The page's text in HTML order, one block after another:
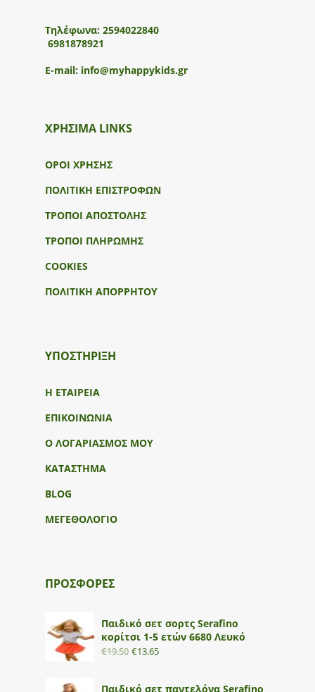
Τηλέφωνα: 2594022840
6981878921
E-mail: info@myhappykids.gr
ΧΡΗΣΙΜΑ LINKS
ΟΡΟΙ ΧΡΗΣΗΣ
ΠΟΛΙΤΙΚΗ ΕΠΙΣΤΡΟΦΩΝ
ΤΡΟΠΟΙ ΑΠΟΣΤΟΛΗΣ
ΤΡΟΠΟΙ ΠΛΗΡΩΜΗΣ
COOKIES
ΠΟΛΙΤΙΚΗ ΑΠΟΡΡΗΤΟΥ
ΥΠΟΣΤΉΡΙΞΗ
Η ΕΤΑΙΡΕΙΑ
ΕΠΙΚΟΙΝΩΝΙΑ
Ο ΛΟΓΑΡΙΑΣΜΟΣ ΜΟΥ
ΚΑΤΑΣΤΗΜΑ
BLOG
ΜΕΓΕΘΟΛΟΓΙΟ
ΠΡΟΣΦΟΡΕΣ
Παιδικό σετ σορτς Serafino
κορίτσι 1-5 ετών 6680 Λευκό
€19.50 €13.65
Παιδικό σετ παντελόνα Serafino